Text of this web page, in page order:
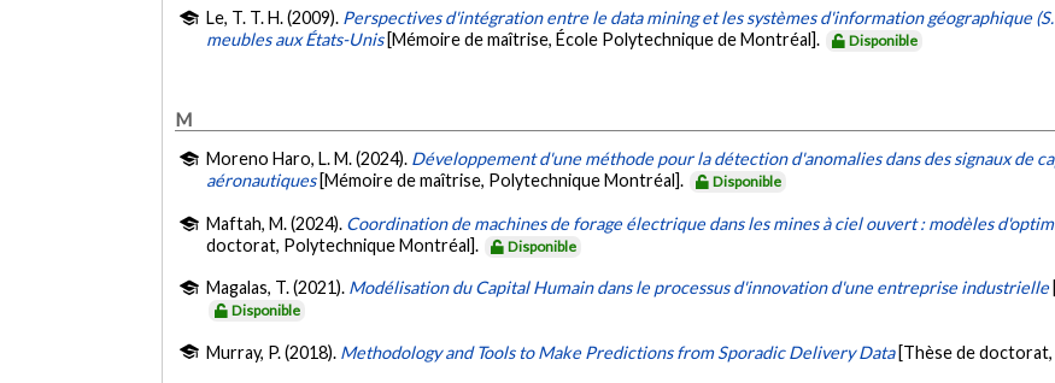
Le, T. T. H. (2009). Perspectives d'intégration entre le data mining et les systèmes d'information géographique
meubles aux États-Unis [Mémoire de maîtrise, École Polytechnique de Montréal]. Disponible
M
Moreno Haro, L. M. (2024). Développement d'une méthode pour la détection d'anomalies dans des signaux de
aéronautiques [Mémoire de maîtrise, Polytechnique Montréal]. Disponible
Maftah, M. (2024). Coordination de machines de forage électrique dans les mines à ciel ouvert : modèles
doctorat, Polytechnique Montréal].
Disponible
Magalas, T. (2021). Modélisation du Capital Humain dans le processus d'innovation d'une entreprise industrielle
Disponible
Murray, P. (2018). Methodology and Tools to Make Predictions from Sporadic Delivery Data [Thèse de